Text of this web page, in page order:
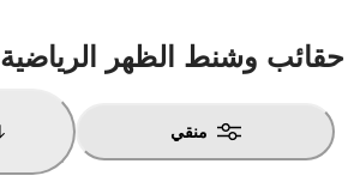
حقائب وشنط الظهر الرياضية
منقي